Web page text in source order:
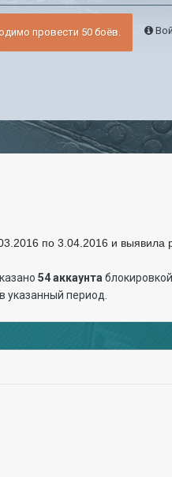
провести 50 боёв.
по 3.04.2016 и выявила
54аккаунта
указанный период.